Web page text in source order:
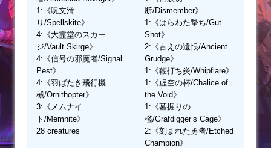
1:《呪文滑
り/Spellskite》
4:《大霊堂のスカー
ジ/Vault Skirge》
4:《信号の邪魔者/Signal
Pest》
4:《羽ばたき飛行機
械/Ornithopter》
3:《メムナイ
ト/Memnite》
28 creatures
断/Dismember》
1:《はらわた撃ち/Gut
Shot》
2:《古えの遺恨/Ancient
Grudge》
1:《鞭打ち炎/Whipflare》
1:《虚空の杯/Chalice of
the Void》
1:《墓掘りの
檻/Grafdigger’s Cage》
2:《刻まれた勇者/Etched
Champion》